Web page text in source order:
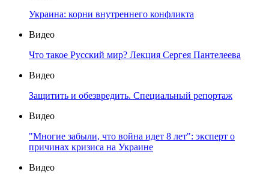
Украина: корни внутреннего конфликта
Видео
Что такое Русский мир? Лекция Сергея Пантелеева
Видео
Защитить и обезвредить. Специальный репортаж
Видео
"Многие забыли, что война идет 8 лет": эксперт о
причинах кризиса на Украине
Видео